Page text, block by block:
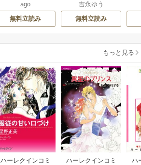
ago
無料立読み
吉永ゆう
無料立読み
もっと見る
ハーレクインコミ
ハーレクインコミ
ハ